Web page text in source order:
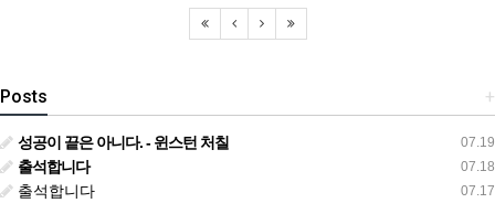
+
Posts
07.19
성공이 끝은 아니다. - 윈스턴 처칠
07.18
출석합니다
07.17
출석합니다